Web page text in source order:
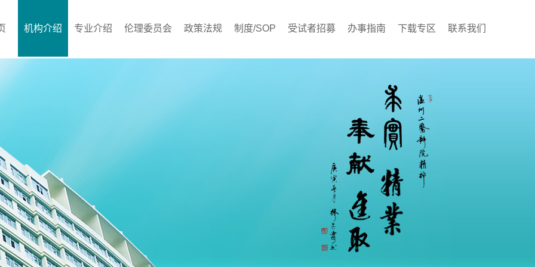
机构介绍 专业介绍 伦理委员会 政策法规 制度/SOP 受试者招募 办事指南 下载专区 联系我们